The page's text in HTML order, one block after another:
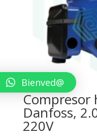
Compresor
Danfoss,
220V
Bienved@